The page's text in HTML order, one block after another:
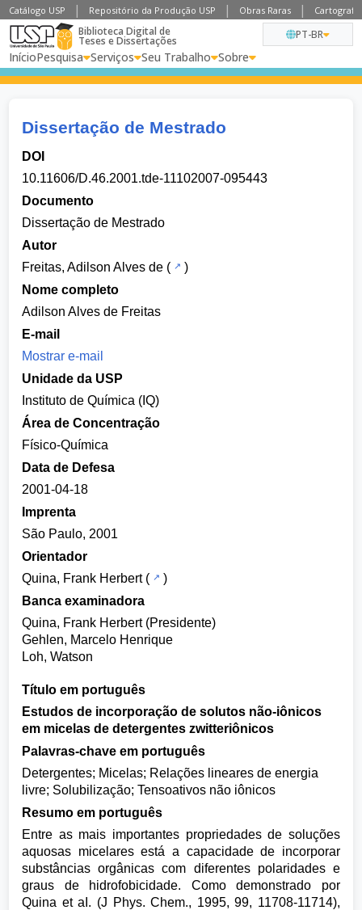
Catálogo USP Repositório da Produção USP Obras Raras
Biblioteca Digital de
Teses e Dissertações
InícioPesquisa Serviços Seu Trabalho Sobre
PT-BR
Dissertação de Mestrado
DOI
10.11606/D.46.2001.tde-11102007-095443
Documento
Dissertação de Mestrado
Autor
Freitas, Adilson Alves de (
)
Nome completo
Adilson Alves de Freitas
E-mail
Mostrar e-mail
Unidade da USP
Instituto de Química (IQ)
Área de Concentração
Físico-Química
Data de Defesa
2001-04-18
Imprenta
São Paulo, 2001
Orientador
Quina, Frank Herbert(
)
Banca examinadora
Quina, Frank Herbert (Presidente)
Gehlen, Marcelo Henrique
Loh, Watson
Título em português
Estudos de incorporação de solutos não-iônicos
em micelas de detergentes zwitteriônicos
Palavras-chave em português
Detergentes; Micelas; Relações lineares de energia
livre; Solubilização; Tensoativos não iônicos
Resumo em português
Entre as mais importantes propriedades de soluções
aquosas micelares está a capacidade de incorporar
substâncias orgânicas com diferentes polaridades e
graus de hidrofobicidade. Como demonstrado por
Quina et aI. (J Phys. Chem., 1995, 99, 11708-11714),